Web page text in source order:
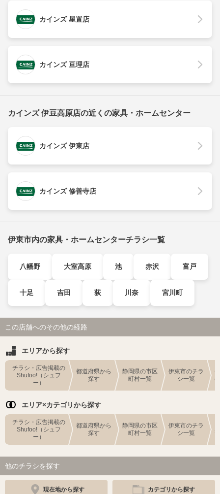
カインズ 星置店
カインズ 亘理店
カインズ 伊豆高原店の近くの家具・ホームセンター
カインズ 伊東店
カインズ 修善寺店
伊東市内の家具・ホームセンターチラシ一覧
八幡野 大室高原 池 赤沢 富戸
十足 吉田 荻 川奈 宮川町
この店舗へのその他の経路
エリアから探す
チラシ・広告掲載の
Shufoo!（シュフ
ー）
都道府県から
探す
静岡県の市区
町村一覧
伊東市のチラ
シ一覧
エリア×カテゴリから探す
チラシ・広告掲載の
Shufoo!（シュフ
ー）
都道府県から
探す
静岡県の市区
町村一覧
伊東市のチラ
シ一覧
他のチラシを探す
現在地から探す カテゴリから探す